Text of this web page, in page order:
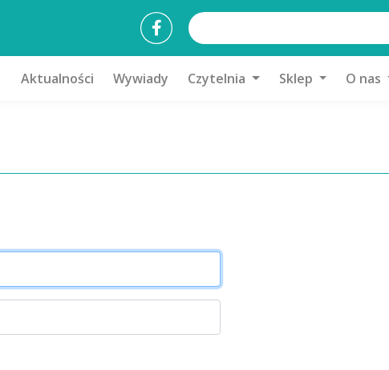
Aktualności Wywiady Czytelnia Sklep O nas